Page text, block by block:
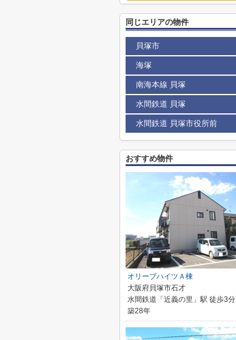
同じエリアの物件
貝塚市
海塚
南海本線 貝塚
水間鉄道 貝塚
水間鉄道 貝塚市役所前
おすすめ物件
オリーブハイツＡ棟
大阪府貝塚市石才
水間鉄道「近義の里」駅 徒歩3分
築28年